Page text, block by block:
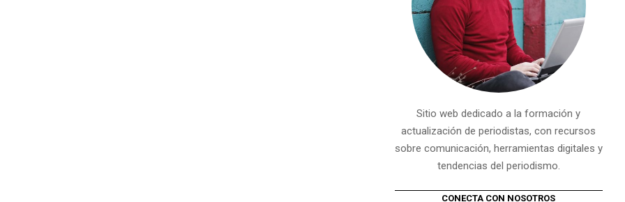
Sitio web dedicado a la formación y
actualización de periodistas, con recursos
sobre comunicación, herramientas digitales y
tendencias del periodismo.
CONECTA CON NOSOTROS